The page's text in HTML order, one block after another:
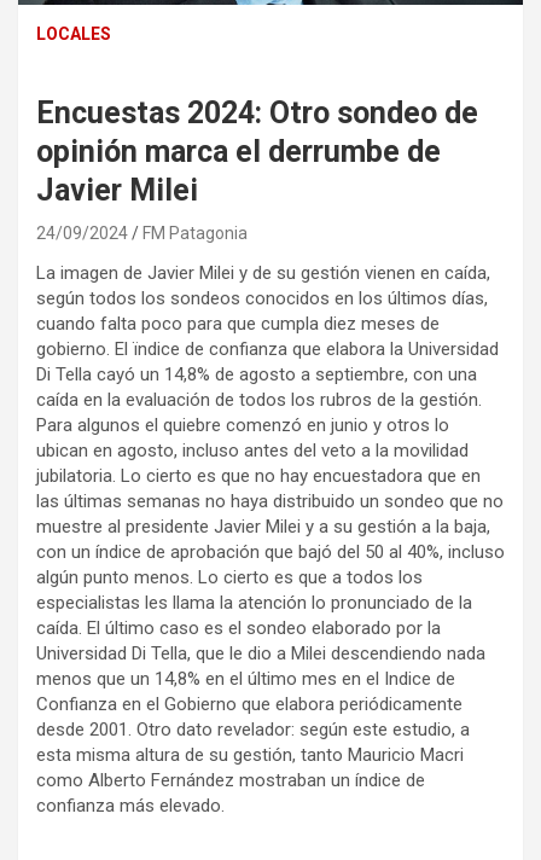
LOCALES
Encuestas 2024: Otro sondeo de
opinión marca el derrumbe de
Javier Milei
24/09/2024 FM Patagonia
La imagen de Javier Milei y de su gestión vienen en caída,
según todos los sondeos conocidos en los últimos días,
cuando falta poco para que cumpla diez meses de
gobierno. El ïndice de confianza que elabora la Universidad
Di Tella cayó un 14,8% de agosto a septiembre, con una
caída en la evaluación de todos los rubros de la gestión.
Para algunos el quiebre comenzó en junio y otros lo
ubican en agosto, incluso antes del veto a la movilidad
jubilatoria. Lo cierto es que no hay encuestadora que en
las últimas semanas no haya distribuido un sondeo que no
muestre al presidente Javier Milei y a su gestión a la baja,
con un índice de aprobación que bajó del 50 al 40%, incluso
algún punto menos. Lo cierto es que a todos los
especialistas les llama la atención lo pronunciado de la
caída. El último caso es el sondeo elaborado por la
Universidad Di Tella, que le dio a Milei descendiendo nada
menos que un 14,8% en el último mes en el Indice de
Confianza en el Gobierno que elabora periódicamente
desde 2001. Otro dato revelador: según este estudio, a
esta misma altura de su gestión, tanto Mauricio Macri
como Alberto Fernández mostraban un índice de
confianza más elevado.